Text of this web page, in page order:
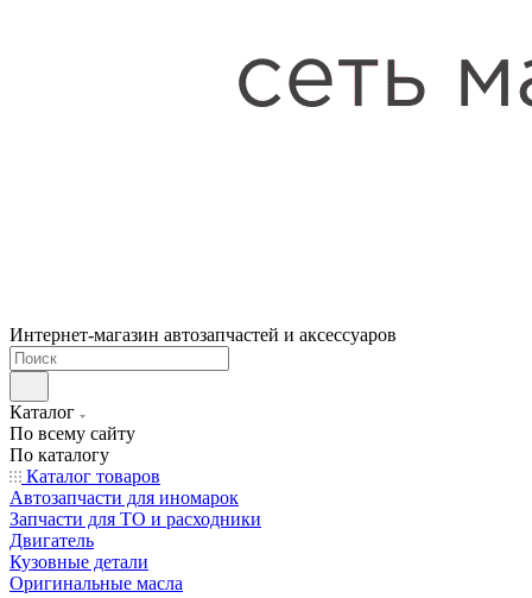
Интернет-магазин автозапчастей и аксессуаров
Каталог
По всему сайту
По каталогу
Каталог товаров
Автозапчасти для иномарок
Запчасти для ТО и расходники
Двигатель
Кузовные детали
Оригинальные масла